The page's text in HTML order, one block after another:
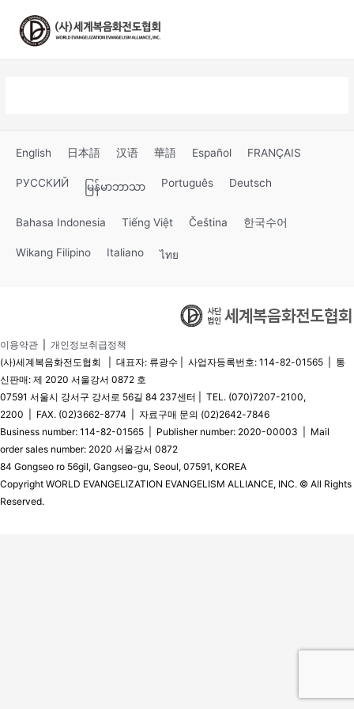
English 日本語 汉语 華語 Español FRANÇAIS
РУССКИЙ မြန်မာဘာသာ Português Deutsch
Bahasa Indonesia Tiếng Việt Čeština 한국수어
Wikang Filipino Italiano ไทย
이용약관
개인정보취급정책
(사)세계복음화전도협회 | 대표자: 류광수 | 사업자등록번호: 114-82-01565 | 통
신판매: 제 2020 서울강서 0872 호
07591 서울시 강서구 강서로 56길 84 237센터 | TEL. (070)7207-2100,
2200 | FAX. (02)3662-8774 | 자료구매 문의 (02)2642-7846
Business number: 114-82-01565 | Publisher number: 2020-00003 | Mail
order sales number: 2020 서울강서 0872
84 Gongseo ro 56gil, Gangseo-gu, Seoul, 07591, KOREA
Copyright WORLD EVANGELIZATION EVANGELISM ALLIANCE, INC. © All Rights
Reserved.